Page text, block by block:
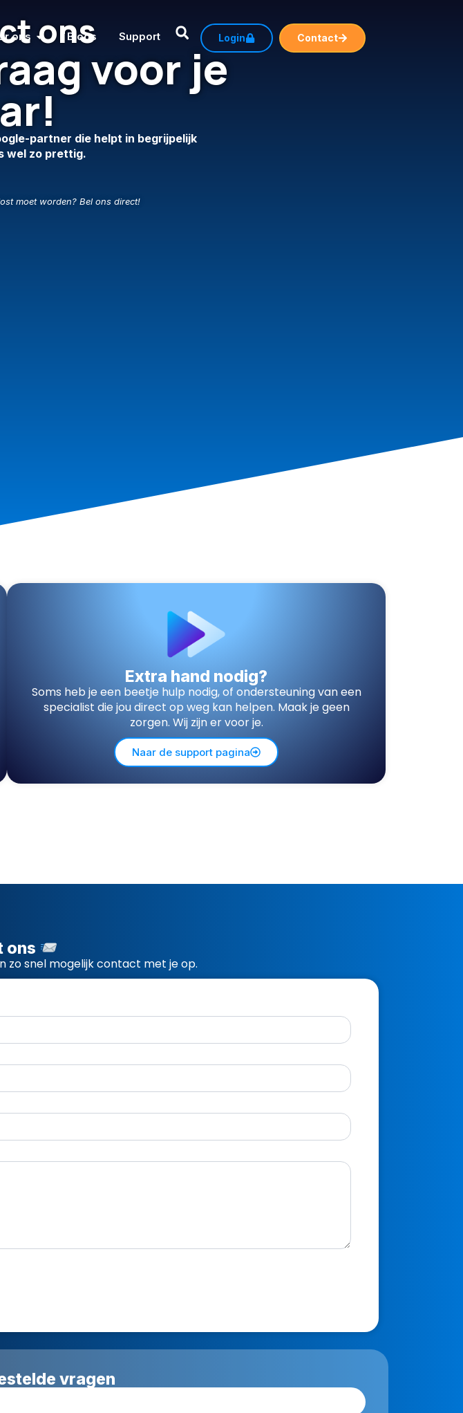
ons Blogs Support Login Contact
ons
voor je
partner die helpt in begrijpelijk
wel zo prettig.
moet worden? Bel ons direct!
Extra hand nodig?
Soms heb je een beetje hulp nodig, of ondersteuning van een
specialist die jou direct op weg kan helpen. Maak je geen
zorgen. Wij zijn er voor je.
Naar de support pagina
ons
zo snel mogelijk contact met je op.
vragen